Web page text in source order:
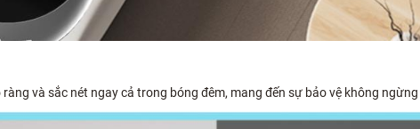
và sắc nét ngay cả trong bóng đêm, mang đến sự bảo vệ không